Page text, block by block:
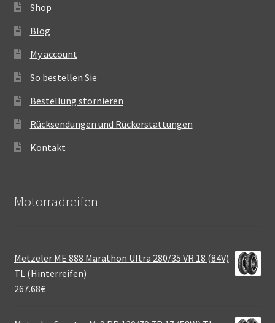
Shop
Blog
My account
So bestellen Sie
Bestellung stornieren
Rücksendungen und Rückerstattungen
Kontakt
Motorradreifen
Metzeler ME 888 Marathon Ultra 280/35 VR 18 (84V)
TL (Hinterreifen)
267.68€